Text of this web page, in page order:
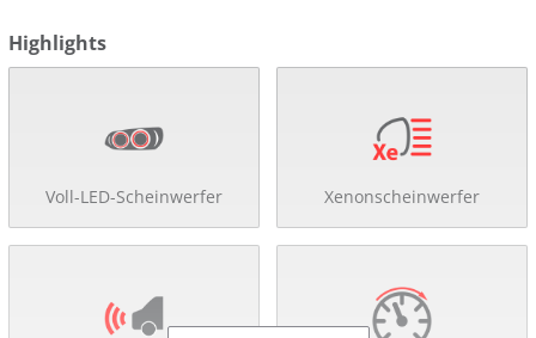
Highlights
Voll-LED-Scheinwerfer Xenonscheinwerfer